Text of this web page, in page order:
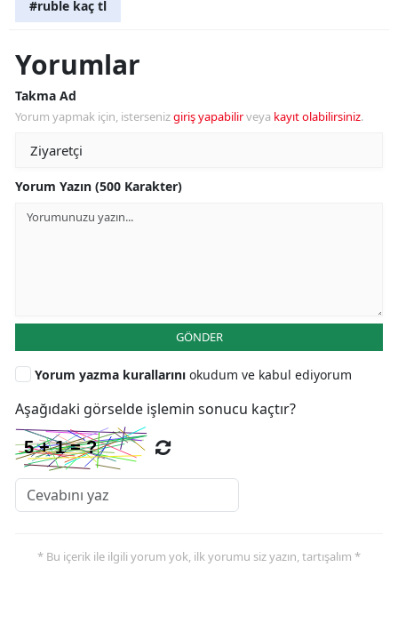
#ruble kaç tl
Yorumlar
Takma Ad
Yorum yapmak için, istersenizgiriş yapabilirveya kayıt olabilirsiniz.
Yorum Yazın (500 Karakter)
GÖNDER
Yorum yazma kurallarını okudum ve kabul ediyorum
Aşağıdaki görselde işlemin sonucu kaçtır?
* Bu içerik ile ilgili yorum yok, ilk yorumu siz yazın, tartışalım *